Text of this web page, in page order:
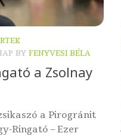
BY FENYVESI BÉLA
a Zsolnay
a Pirogránit
Ringató – Ezer